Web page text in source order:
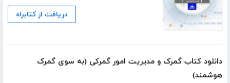
دریافت از کتابراه
دانلود کتاب گمرک و مدیریت امور گمرکی (به سوی گمرک
هوشمند)